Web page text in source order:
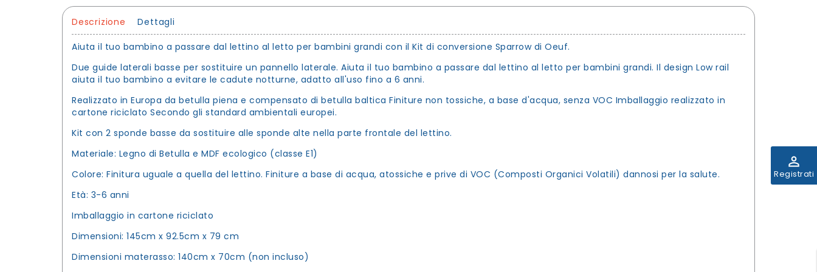
perm_identity
Registrati
Descrizione Dettagli
Aiuta il tuo bambino a passare dal lettino al letto per bambini grandi con il Kit di conversione Sparrow di Oeuf.
Due guide laterali basse per sostituire un pannello laterale. Aiuta il tuo bambino a passare dal lettino al letto per bambini grandi. Il design Low rail
aiuta il tuo bambino a evitare le cadute notturne, adatto all'uso fino a 6 anni.
Realizzato in Europa da betulla piena e compensato di betulla baltica Finiture non tossiche, a base d'acqua, senza VOC Imballaggio realizzato in
cartone riciclato Secondo gli standard ambientali europei.
Kit con 2 sponde basse da sostituire alle sponde alte nella parte frontale del lettino.
Materiale: Legno di Betulla e MDF ecologico (classe E1)
Colore: Finitura uguale a quella del lettino. Finiture a base di acqua, atossiche e prive di VOC (Composti Organici Volatili) dannosi per la salute.
Età: 3-6 anni
Imballaggio in cartone riciclato
Dimensioni: 145cm x 92.5cm x 79 cm
Dimensioni materasso: 140cm x 70cm (non incluso)